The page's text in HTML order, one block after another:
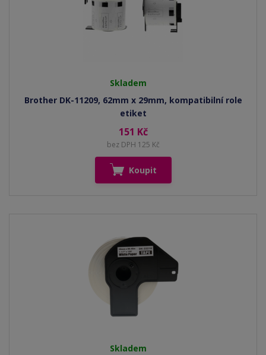
Skladem
Brother DK-11209, 62mm x 29mm, kompatibilní role
etiket
151 Kč
bez DPH 125 Kč
Koupit
Skladem